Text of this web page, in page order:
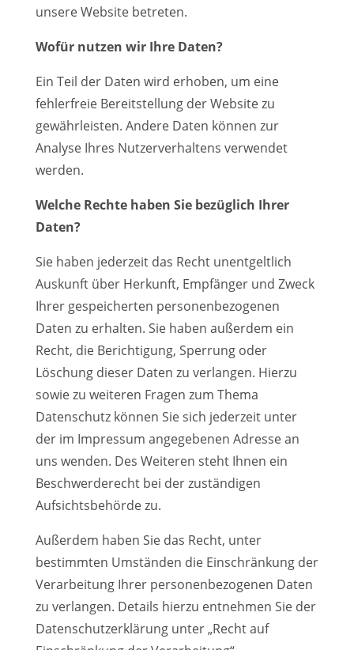
unsere Website betreten.
Wofür nutzen wir Ihre Daten?
Ein Teil der Daten wird erhoben, um eine
fehlerfreie Bereitstellung der Website zu
gewährleisten. Andere Daten können zur
Analyse Ihres Nutzerverhaltens verwendet
werden.
Welche Rechte haben Sie bezüglich Ihrer
Daten?
Sie haben jederzeit das Recht unentgeltlich
Auskunft über Herkunft, Empfänger und Zweck
Ihrer gespeicherten personenbezogenen
Daten zu erhalten. Sie haben außerdem ein
Recht, die Berichtigung, Sperrung oder
Löschung dieser Daten zu verlangen. Hierzu
sowie zu weiteren Fragen zum Thema
Datenschutz können Sie sich jederzeit unter
der im Impressum angegebenen Adresse an
uns wenden. Des Weiteren steht Ihnen ein
Beschwerderecht bei der zuständigen
Aufsichtsbehörde zu.
Außerdem haben Sie das Recht, unter
bestimmten Umständen die Einschränkung der
Verarbeitung Ihrer personenbezogenen Daten
zu verlangen. Details hierzu entnehmen Sie der
Datenschutzerklärung unter „Recht auf